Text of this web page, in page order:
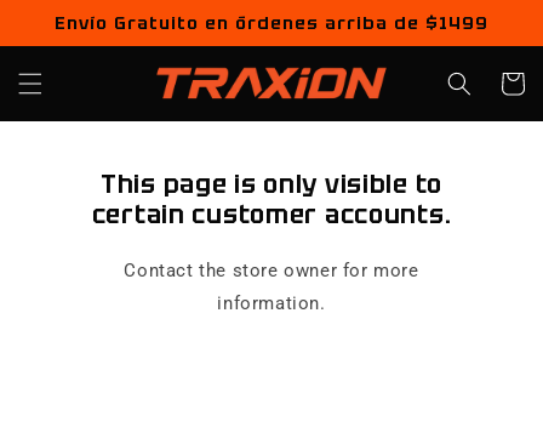
directamente
al contenido
Envío Gratuito en órdenes arriba de $1499
Carrito
This page is only visible to
certain customer accounts.
Contact the store owner for more
information.